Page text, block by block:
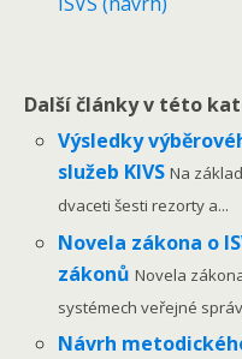
Další články v této
Výsledky
služeb KIVSNa
dvaceti šesti rezorty a...
Novela zákona o
zákonůNovela
systémech veřejné
Návrh